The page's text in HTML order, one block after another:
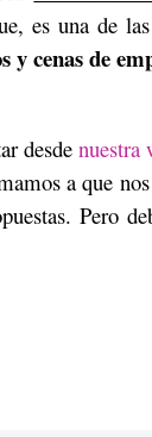
es una de
y cenas de
desdenuestra
a que
Pero